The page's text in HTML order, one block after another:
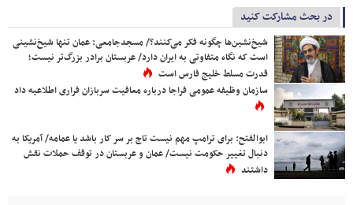
در بحث مشارکت کنید
شیخ‌نشین‌ها چگونه فکر می‌کنند؟/ مسجدجامعی: عمان تنها شیخ‌نشینی
است که نگاه متفاوتی به ایران دارد/ عربستان برادر بزرگ‌تر نیست؛
قدرت مسلط خلیج فارس است
سازمان وظیفه عمومی فراجا درباره معافیت سربازان فراری اطلاعیه داد
ابوالفتح: برای ترامپ مهم نیست تاج بر سر کار باشد یا عمامه/ آمریکا به
دنبال تغییر حکومت نیست/ عمان و عربستان در توقف حملات نقش
داشتند